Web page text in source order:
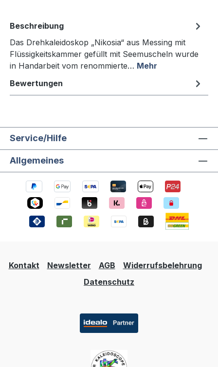
Beschreibung
Das Drehkaleidoskop „Nikosia“ aus Messing mit
Flüssigkeitskammer gefüllt mit Seemuscheln wurde
in Handarbeit vom renommierte… Mehr
Bewertungen
Service/Hilfe
Allgemeines
Kontakt Newsletter AGB
Widerrufsbelehrung
Datenschutz